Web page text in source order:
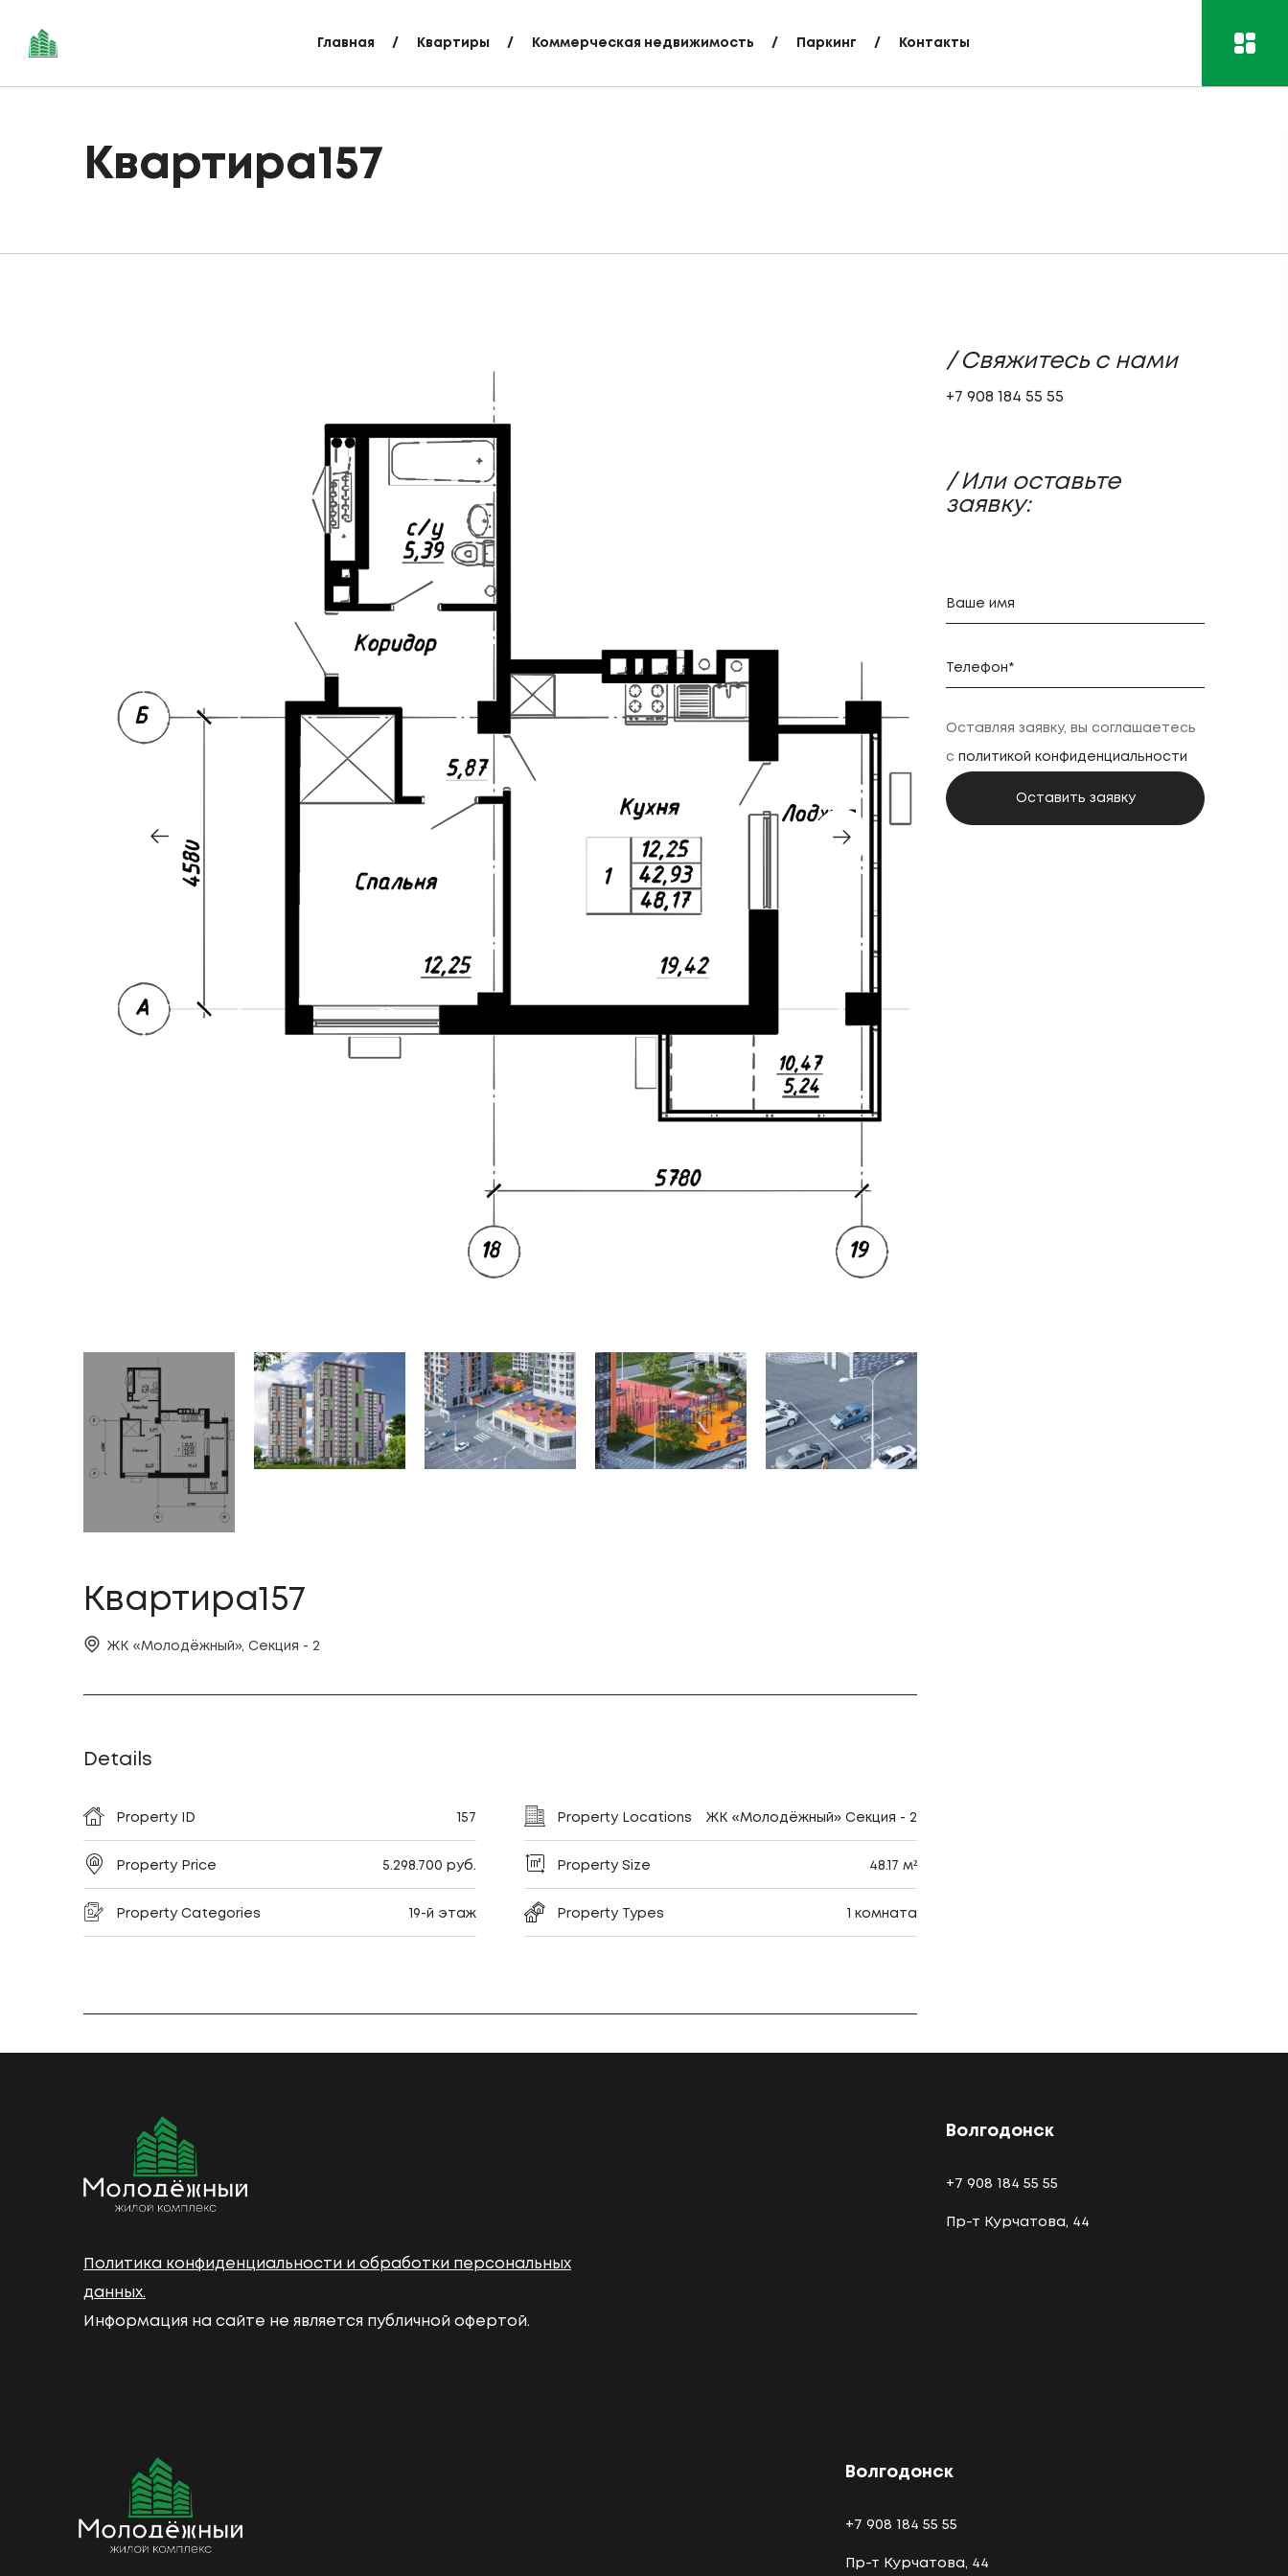
Главная Квартиры Коммерческая недвижимость Паркинг Контакты
Квартира157
Квартира157
ЖК «Молодёжный», Секция - 2
Details
Property ID 157 Property Locations ЖК «Молодёжный» Секция - 2
Property Price 5.298.700 руб. Property Size 48.17 м²
Property Categories 19-й этаж Property Types 1 комната
/ Свяжитесь с нами
+7 908 184 55 55
/ Или оставьте
заявку:
Оставляя заявку, вы соглашаетесь
с политикой конфиденциальности
Политика конфиденциальности и обработки персональных
данных.
Информация на сайте не является публичной офертой.
Волгодонск
+7 908 184 55 55
Пр-т Курчатова, 44
Волгодонск
+7 908 184 55 55
Пр-т Курчатова, 44